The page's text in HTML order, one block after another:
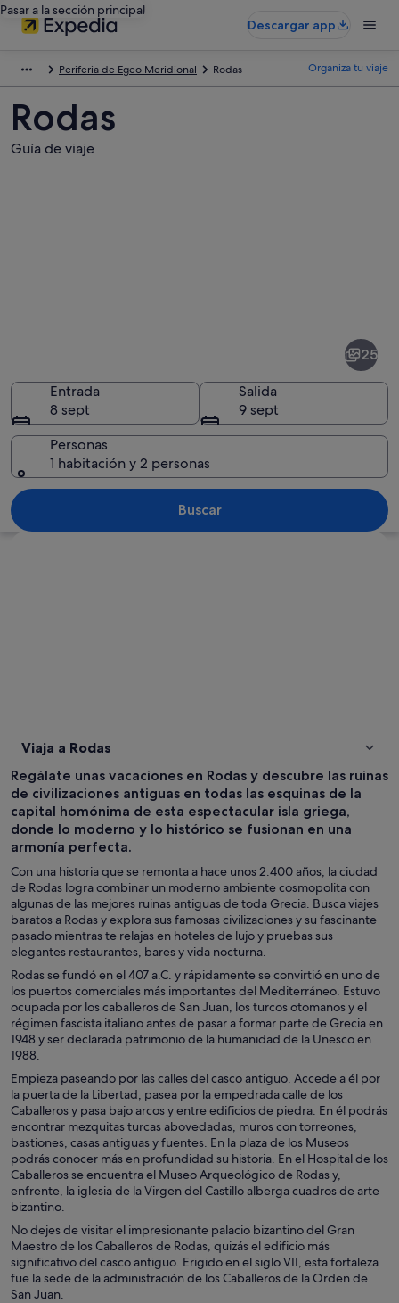
Pasar a la sección principal
Descargar app
Periferia de Egeo Meridional Rodas Organiza tu viaje
Rodas
Guía de viaje
Una playa despejada con aguas
25
Entrada
8 sept
Salida
9 sept
Personas
1 habitación y 2 personas
Buscar
Viaja a Rodas
Regálate unas vacaciones en Rodas y descubre las ruinas
de civilizaciones antiguas en todas las esquinas de la
capital homónima de esta espectacular isla griega,
donde lo moderno y lo histórico se fusionan en una
armonía perfecta.
Con una historia que se remonta a hace unos 2.400 años, la ciudad
de Rodas logra combinar un moderno ambiente cosmopolita con
algunas de las mejores ruinas antiguas de toda Grecia. Busca viajes
baratos a Rodas y explora sus famosas civilizaciones y su fascinante
pasado mientras te relajas en hoteles de lujo y pruebas sus
elegantes restaurantes, bares y vida nocturna.
Rodas se fundó en el 407 a.C. y rápidamente se convirtió en uno de
los puertos comerciales más importantes del Mediterráneo. Estuvo
ocupada por los caballeros de San Juan, los turcos otomanos y el
régimen fascista italiano antes de pasar a formar parte de Grecia en
1948 y ser declarada patrimonio de la humanidad de la Unesco en
1988.
Empieza paseando por las calles del casco antiguo. Accede a él por
la puerta de la Libertad, pasea por la empedrada calle de los
Caballeros y pasa bajo arcos y entre edificios de piedra. En él podrás
encontrar mezquitas turcas abovedadas, muros con torreones,
bastiones, casas antiguas y fuentes. En la plaza de los Museos
podrás conocer más en profundidad su historia. En el Hospital de los
Caballeros se encuentra el Museo Arqueológico de Rodas y,
enfrente, la iglesia de la Virgen del Castillo alberga cuadros de arte
bizantino.
No dejes de visitar el impresionante palacio bizantino del Gran
Maestro de los Caballeros de Rodas, quizás el edificio más
significativo del casco antiguo. Erigido en el siglo VII, esta fortaleza
fue la sede de la administración de los Caballeros de la Orden de
San Juan.